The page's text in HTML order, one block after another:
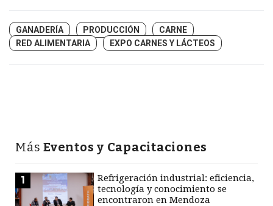
GANADERÍA PRODUCCIÓN
CARNE
RED ALIMENTARIA
EXPO CARNES Y LÁCTEOS
Más Eventos y Capacitaciones
1
Refrigeración industrial: eficiencia,
tecnología y conocimiento se
encontraron en Mendoza